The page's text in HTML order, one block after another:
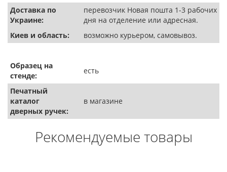
Доставка по
Украине:
перевозчик Новая пошта 1-3 рабочих
дня на отделение или адресная.
Киев и область:
возможно курьером, самовывоз.
Образец на
стенде:
есть
Печатный
каталог
дверных ручек:
в магазине
Рекомендуемые товары